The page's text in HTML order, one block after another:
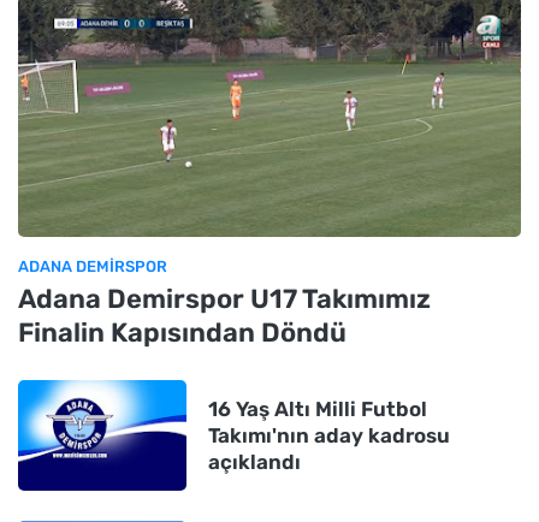
ADANA DEMIRSPOR
Adana Demirspor U17 Takımımız
Finalin Kapısından Döndü
16 Yaş Altı Milli Futbol
Takımı'nın aday kadrosu
açıklandı